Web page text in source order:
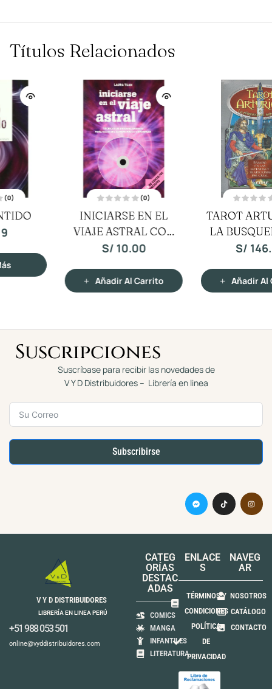
Títulos Relacionados
c
o
n
(0)
TAROT ARTURICO O
LA BUSQUEDA DEL
SANTUARIO
Añadir Al Carrito
n
0
d
(0)
MAGOS DE LOS
DIOSES
Añadir Al Carrito
Suscripciones
Suscríbase para recibir las novedades de
V Y D Distribuidores – Librería en linea
Subscribirse
V Y D DISTRIBUIDORES
LIBRERÍA EN LINEA PERÚ
+51 988 053 501
online@vyddistribuidores.com
CATEG
ORÍAS
DESTAC
ADAS
COMICS
MANGA
INFANTILES
LITERATURA
ENLACE
S
TÉRMINOS Y
CONDICIONES
POLÍTICA
DE
PRIVACIDAD
NAVEG
AR
NOSOTROS
CATÁLOGO
CONTACTO